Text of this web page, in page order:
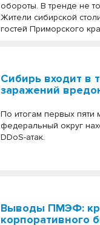
обороты. В тренде не
Жители сибирской
гостей Приморского
Сибирь входит в
заражений
По итогам первых пяти
федеральный округ
DDoS-атак.
Выводы ПМЭФ:
корпоративного